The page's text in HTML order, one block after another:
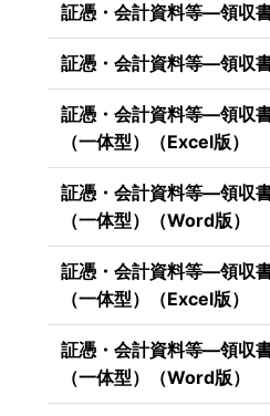
証憑・会計資料等―領収
証憑・会計資料等―領収
証憑・会計資料等―領収
（一体型）（Excel版）
証憑・会計資料等―領収
（一体型）（Word版）
証憑・会計資料等―領収
（一体型）（Excel版）
証憑・会計資料等―領収
（一体型）（Word版）